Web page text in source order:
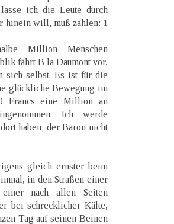
ich die Leute durch
hinein will, muß zahlen: 1
Million Menschen
fährt B la Daumont vor,
sich selbst. Es ist für die
glückliche Bewegung im
Francs eine Million an
Ich werde
haben; der Baron nicht
gleich ernster beim
in den Straßen einer
nach allen Seiten
bei schrecklicher Kälte,
Tag auf seinen Beinen